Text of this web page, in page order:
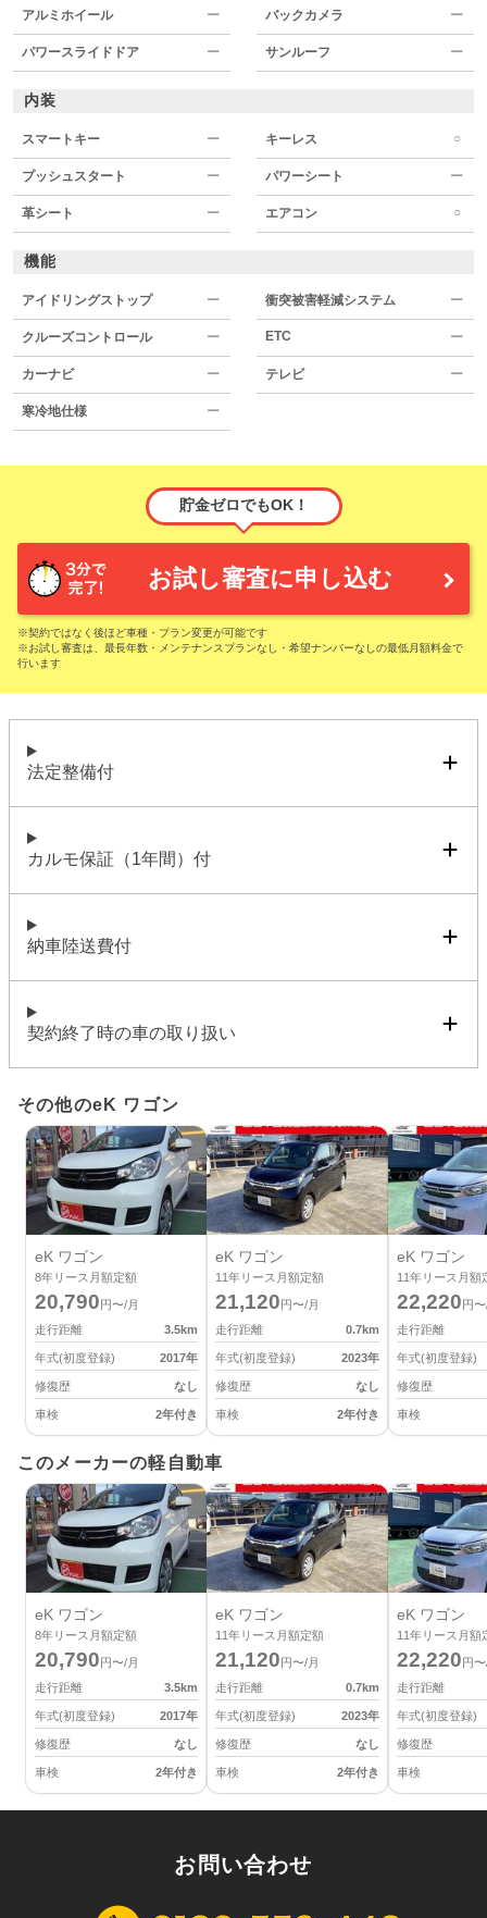
アルミホイール ー バックカメラ ー
パワースライドドア ー サンルーフ ー
内装
スマートキー ー キーレス ○
プッシュスタート ー パワーシート ー
革シート ー エアコン ○
機能
アイドリングストップ ー 衝突被害軽減システム ー
クルーズコントロール ー ETC ー
カーナビ ー テレビ ー
寒冷地仕様 ー
貯金ゼロでもOK！
お試し審査に申し込む
※契約ではなく後ほど車種・プラン変更が可能です
※お試し審査は、最長年数・メンテナンスプランなし・希望ナンバーなしの最低月額料金で
行います
法定整備付
カルモ保証（1年間）付
納車陸送費付
契約終了時の車の取り扱い
その他のeK ワゴン
eK ワゴン
8年リース月額定額
20,790円〜/月
走行距離
3.5km
年式(初度登録) 2017年
修復歴 なし
車検 2年付き
eK ワゴン
11年リース月額定額
21,120円〜/月
走行距離
0.7km
年式(初度登録) 2023年
修復歴 なし
車検 2年付き
eK ワゴン
11年リース月額
22,220円
走行距離
年式(初度登録)
修復歴
車検
このメーカーの軽自動車
eK ワゴン
8年リース月額定額
20,790円〜/月
走行距離
3.5km
年式(初度登録) 2017年
修復歴 なし
車検 2年付き
eK ワゴン
11年リース月額定額
21,120円〜/月
走行距離
0.7km
年式(初度登録) 2023年
修復歴 なし
車検 2年付き
eK ワゴン
11年リース月額
22,220円
走行距離
年式(初度登録)
修復歴
車検
お問い合わせ